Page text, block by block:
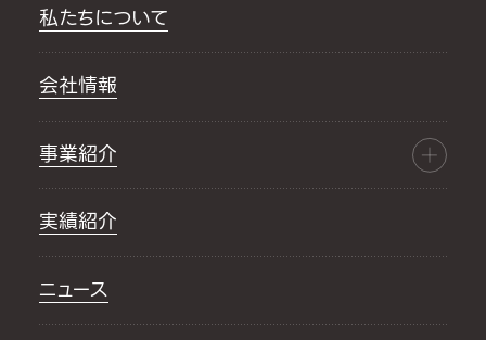
私たちについて
会社情報
事業紹介
実績紹介
ニュース